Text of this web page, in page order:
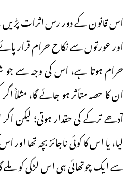
اس قانون کے دور رس اثرات پڑیں
اور عورتوں سے نکاح حرام قرار
حرام ہوتا ہے، اس کی وجہ سے
ان کا حصہ متأثر ہو جائے گا، مثلاََ
آدھے ترکے کی حقدار ہوتی؛ لیکن
لیا، یا اس کا کوئی ناجائز بچہ تھا اور
سے ایک چوتھائی ہی اس لڑکی کو ملے